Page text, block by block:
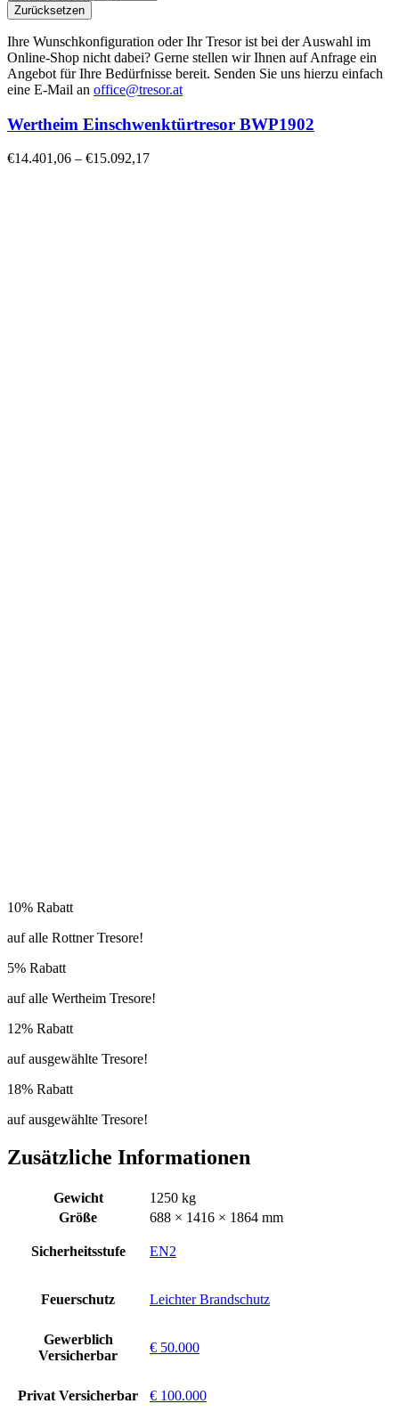
Zurücksetzen
Ihre Wunschkonfiguration oder Ihr Tresor ist bei der Auswahl im
Online-Shop nicht dabei? Gerne stellen wir Ihnen auf Anfrage ein
Angebot für Ihre Bedürfnisse bereit. Senden Sie uns hierzu einfach
eine E-Mail an office@tresor.at
Wertheim Einschwenktürtresor BWP1902
€14.401,06 – €15.092,17
10% Rabatt
auf alle Rottner Tresore!
5% Rabatt
auf alle Wertheim Tresore!
12% Rabatt
auf ausgewählte Tresore!
18% Rabatt
auf ausgewählte Tresore!
Zusätzliche Informationen
Gewicht
1250 kg
Größe
688 × 1416 × 1864 mm
Sicherheitsstufe EN2
Feuerschutz Leichter Brandschutz
Gewerblich
Versicherbar
€ 50.000
Privat Versicherbar € 100.000